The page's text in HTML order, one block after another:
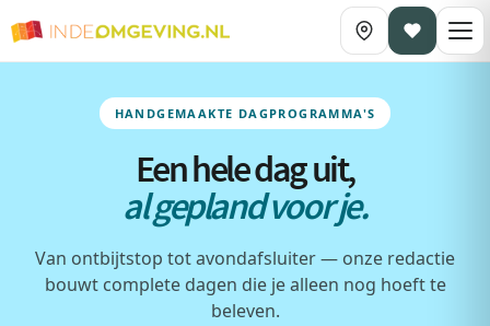
HANDGEMAAKTE DAGPROGRAMMA'S
Een hele dag uit,
al gepland voor je.
Van ontbijtstop tot avondafsluiter — onze redactie
bouwt complete dagen die je alleen nog hoeft te
beleven.